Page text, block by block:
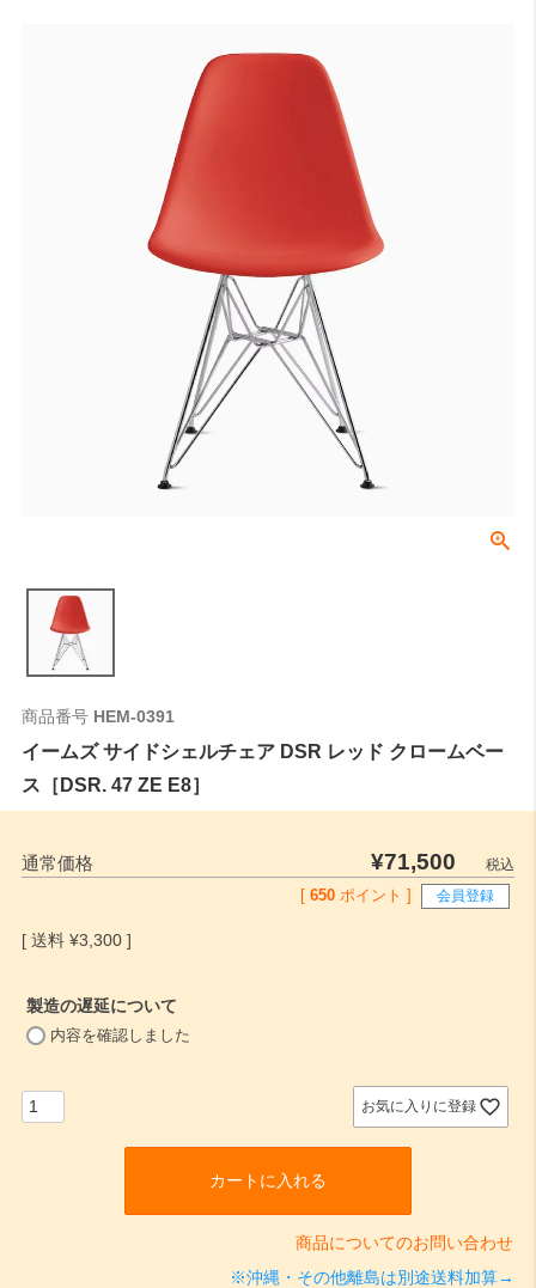
商品番号 HEM-0391
イームズ サイドシェルチェア DSR レッド クロームベー
ス［DSR. 47 ZE E8］
通常価格 ¥71,500
税込
650 ポイント ] 会員登録
¥3,300
製造の遅延について
(
内容を確認しました
お気に入りに登録
カートに入れる
商品についてのお問い合わせ
※沖縄・その他離島は別途送料加算→